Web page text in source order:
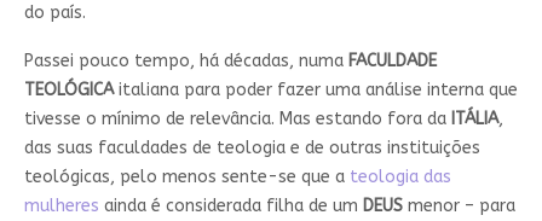
do país.
Passei pouco tempo, há décadas, numa FACULDADE
TEOLÓGICAitaliana para poder fazer uma análise interna que
tivesse o mínimo de relevância. Mas estando fora da ITÁLIA,
das suas faculdades de teologia e de outras instituições
teológicas, pelo menos sente-se que a teologia das
mulheres ainda é considerada filha de um DEUSmenor – para